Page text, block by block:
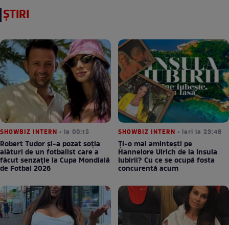
ȘTIRI
SHOWBIZ INTERN • la 00:15
Robert Tudor și-a pozat soția
alături de un fotbalist care a
făcut senzație la Cupa Mondială
de Fotbal 2026
SHOWBIZ INTERN • ieri la 23:48
Ți-o mai amintești pe
Hannelore Ulrich de la Insula
Iubirii? Cu ce se ocupă fosta
concurentă acum